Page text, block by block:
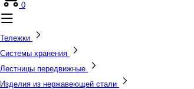
0
Тележки
Системы хранения
Лестницы передвижные
Изделия из нержавеющей стали